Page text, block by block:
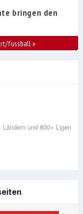
bringen den
fussball»
und 800+ Ligen